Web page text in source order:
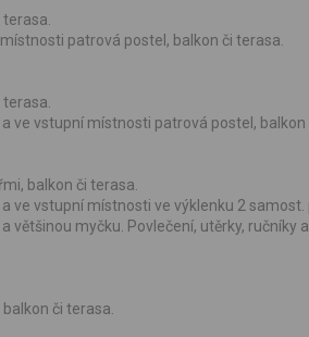
patrová postel, balkon či terasa.
ve vstupní místnosti patrová postel, balkon
balkon či terasa.
vstupní místnosti ve výklenku 2 samost.
myčku. Povlečení, utěrky, ručníky
či terasa.